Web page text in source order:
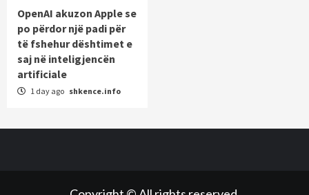
OpenAI akuzon Apple se
po përdor një padi për
të fshehur dështimet e
saj në inteligjencën
artificiale
1 day ago shkence.info